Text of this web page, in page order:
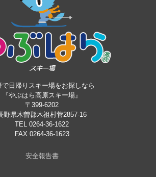
で日帰りスキー場をお探しなら
『やぶはら高原スキー場』
〒399-6202
野県木曽郡木祖村菅2857-16
TEL 0264-36-1622
FAX 0264-36-1623
安全報告書